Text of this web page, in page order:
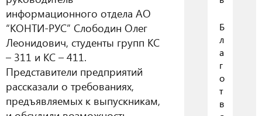
информационного отдела АО
“КОНТИ-РУС” Слободин Олег
Леонидович, студенты групп КС
– 311 и КС – 411.
Представители предприятий
рассказали о требованиях,
предъявляемых к выпускникам,
Б
л
а
г
о
т
в